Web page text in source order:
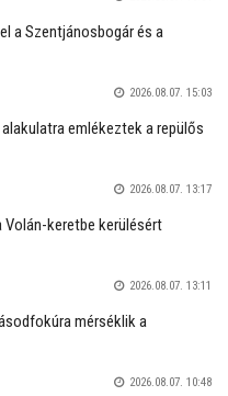
a Szentjánosbogár és a
2026.08.07. 15:03
emlékeztek a repülős
2026.08.07. 13:17
keretbe kerülésért
2026.08.07. 13:11
mérséklik a
2026.08.07. 10:48